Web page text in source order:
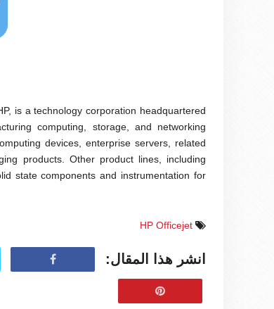
is a technology corporation headquartered
computing, storage, and networking
devices, enterprise servers, related
products. Other product lines, including
state components and instrumentation for
HP Officejet
انشر هذا المقال: